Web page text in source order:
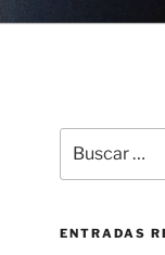
por:
ENTRADAS